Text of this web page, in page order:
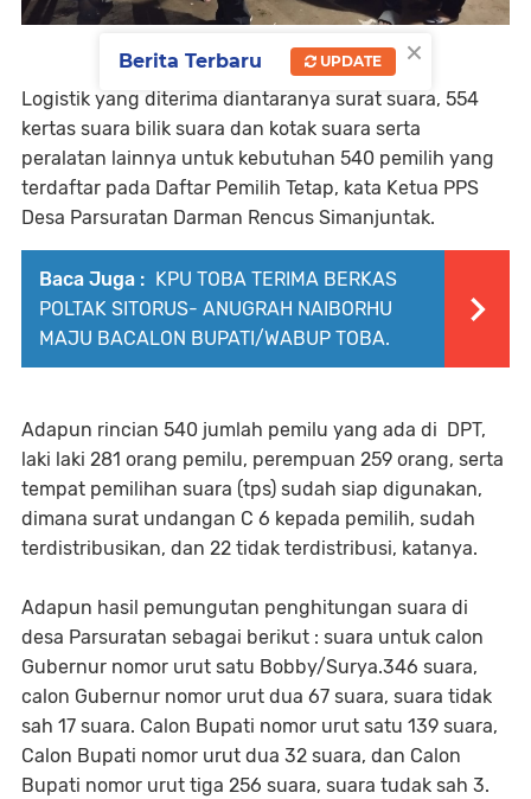
Logistik yang diterima diantaranya surat suara, 554
kertas suara bilik suara dan kotak suara serta
peralatan lainnya untuk kebutuhan 540 pemilih yang
terdaftar pada Daftar Pemilih Tetap, kata Ketua PPS
Desa Parsuratan Darman Rencus Simanjuntak.
Baca Juga : KPU TOBA TERIMA BERKAS
POLTAK SITORUS- ANUGRAH NAIBORHU
MAJU BACALON BUPATI/WABUP TOBA.
Adapun rincian 540 jumlah pemilu yang ada di DPT,
laki laki 281 orang pemilu, perempuan 259 orang, serta
tempat pemilihan suara (tps) sudah siap digunakan,
dimana surat undangan C 6 kepada pemilih, sudah
terdistribusikan, dan 22 tidak terdistribusi, katanya.
Adapun hasil pemungutan penghitungan suara di
desa Parsuratan sebagai berikut : suara untuk calon
Gubernur nomor urut satu Bobby/Surya.346 suara,
calon Gubernur nomor urut dua 67 suara, suara tidak
sah 17 suara. Calon Bupati nomor urut satu 139 suara,
Calon Bupati nomor urut dua 32 suara, dan Calon
Bupati nomor urut tiga 256 suara, suara tudak sah 3.
×
Berita Terbaru UPDATE